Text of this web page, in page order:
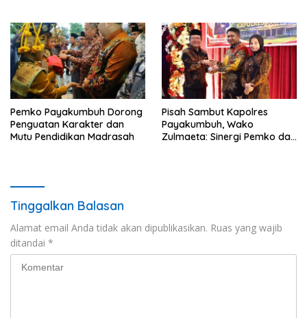
Pemko Payakumbuh Dorong
Penguatan Karakter dan
Mutu Pendidikan Madrasah
Pisah Sambut Kapolres
Payakumbuh, Wako
Zulmaeta: Sinergi Pemko dan
Tinggalkan Balasan
Alamat email Anda tidak akan dipublikasikan. Ruas yang wajib
ditandai *